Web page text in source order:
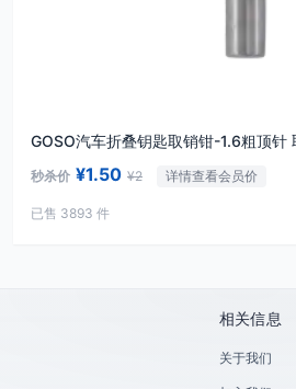
GOSO汽车折叠钥匙取销钳-1.6粗顶针
秒杀价 ¥1.50 ¥2 详情查看会员价
已售 3893 件
相关信息
关于我们